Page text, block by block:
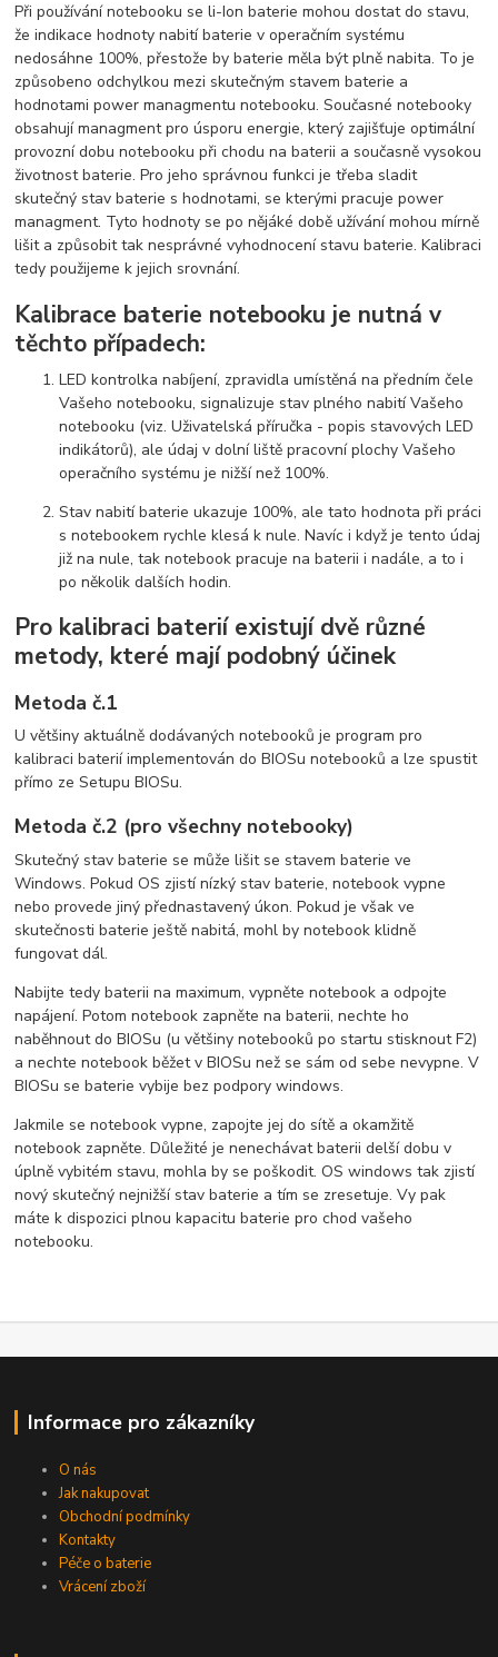
Při používání notebooku se li-Ion baterie mohou dostat do stavu,
že indikace hodnoty nabití baterie v operačním systému
nedosáhne 100%, přestože by baterie měla být plně nabita. To je
způsobeno odchylkou mezi skutečným stavem baterie a
hodnotami power managmentu notebooku. Současné notebooky
obsahují managment pro úsporu energie, který zajišťuje optimální
provozní dobu notebooku při chodu na baterii a současně vysokou
životnost baterie. Pro jeho správnou funkci je třeba sladit
skutečný stav baterie s hodnotami, se kterými pracuje power
managment. Tyto hodnoty se po nějáké době užívání mohou mírně
lišit a způsobit tak nesprávné vyhodnocení stavu baterie. Kalibraci
tedy použijeme k jejich srovnání.
Kalibrace baterie notebooku je nutná v
těchto případech:
LED kontrolka nabíjení, zpravidla umístěná na předním čele
Vašeho notebooku, signalizuje stav plného nabití Vašeho
notebooku (viz. Uživatelská příručka - popis stavových LED
indikátorů), ale údaj v dolní liště pracovní plochy Vašeho
operačního systému je nižší než 100%.
Stav nabití baterie ukazuje 100%, ale tato hodnota při práci
s notebookem rychle klesá k nule. Navíc i když je tento údaj
již na nule, tak notebook pracuje na baterii i nadále, a to i
po několik dalších hodin.
Pro kalibraci baterií existují dvě různé
metody, které mají podobný účinek
Metoda č.1
U většiny aktuálně dodávaných notebooků je program pro
kalibraci baterií implementován do BIOSu notebooků a lze spustit
přímo ze Setupu BIOSu.
Metoda č.2 (pro všechny notebooky)
Skutečný stav baterie se může lišit se stavem baterie ve
Windows. Pokud OS zjistí nízký stav baterie, notebook vypne
nebo provede jiný přednastavený úkon. Pokud je však ve
skutečnosti baterie ještě nabitá, mohl by notebook klidně
fungovat dál.
Nabijte tedy baterii na maximum, vypněte notebook a odpojte
napájení. Potom notebook zapněte na baterii, nechte ho
naběhnout do BIOSu (u většiny notebooků po startu stisknout F2)
a nechte notebook běžet v BIOSu než se sám od sebe nevypne. V
BIOSu se baterie vybije bez podpory windows.
Jakmile se notebook vypne, zapojte jej do sítě a okamžitě
notebook zapněte. Důležité je nenechávat baterii delší dobu v
úplně vybitém stavu, mohla by se poškodit. OS windows tak zjistí
nový skutečný nejnižší stav baterie a tím se zresetuje. Vy pak
máte k dispozici plnou kapacitu baterie pro chod vašeho
notebooku.
Informace pro zákazníky
O nás
Jak nakupovat
Obchodní podmínky
Kontakty
Péče o baterie
Vrácení zboží